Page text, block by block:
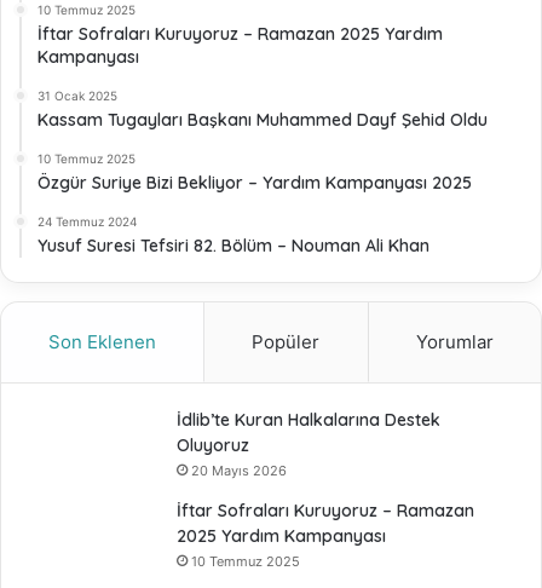
10 Temmuz 2025
İftar Sofraları Kuruyoruz – Ramazan 2025 Yardım
Kampanyası
31 Ocak 2025
Kassam Tugayları Başkanı Muhammed Dayf Şehid Oldu
10 Temmuz 2025
Özgür Suriye Bizi Bekliyor – Yardım Kampanyası 2025
24 Temmuz 2024
Yusuf Suresi Tefsiri 82. Bölüm – Nouman Ali Khan
Son Eklenen Popüler Yorumlar
İdlib’te Kuran Halkalarına Destek
Oluyoruz
20 Mayıs 2026
İftar Sofraları Kuruyoruz – Ramazan
2025 Yardım Kampanyası
10 Temmuz 2025